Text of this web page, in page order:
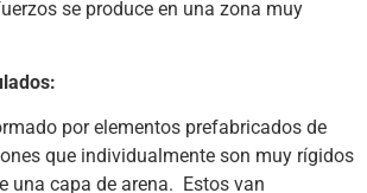
se produce en una zona muy
por elementos prefabricados de
que individualmente son muy rígidos
una capa de arena. Estos van